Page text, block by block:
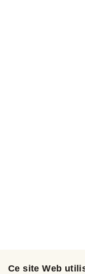
Ce site Web